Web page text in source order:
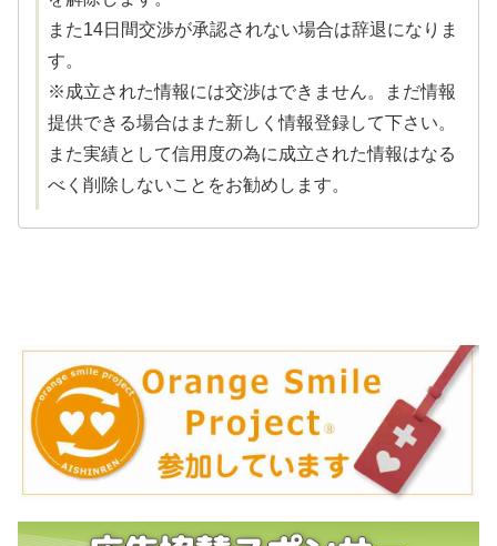
また14日間交渉が承認されない場合は辞退になりま
す。
※成立された情報には交渉はできません。まだ情報
提供できる場合はまた新しく情報登録して下さい。
また実績として信用度の為に成立された情報はなる
べく削除しないことをお勧めします。